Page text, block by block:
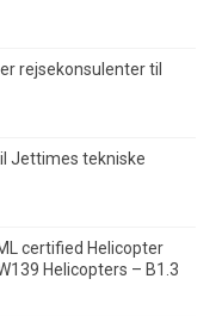
rejsekonsulenter til
Jettimes tekniske
certified Helicopter
Helicopters – B1.3